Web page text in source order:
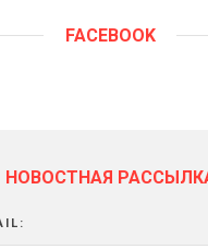
FACEBOOK
НОВОСТНАЯ